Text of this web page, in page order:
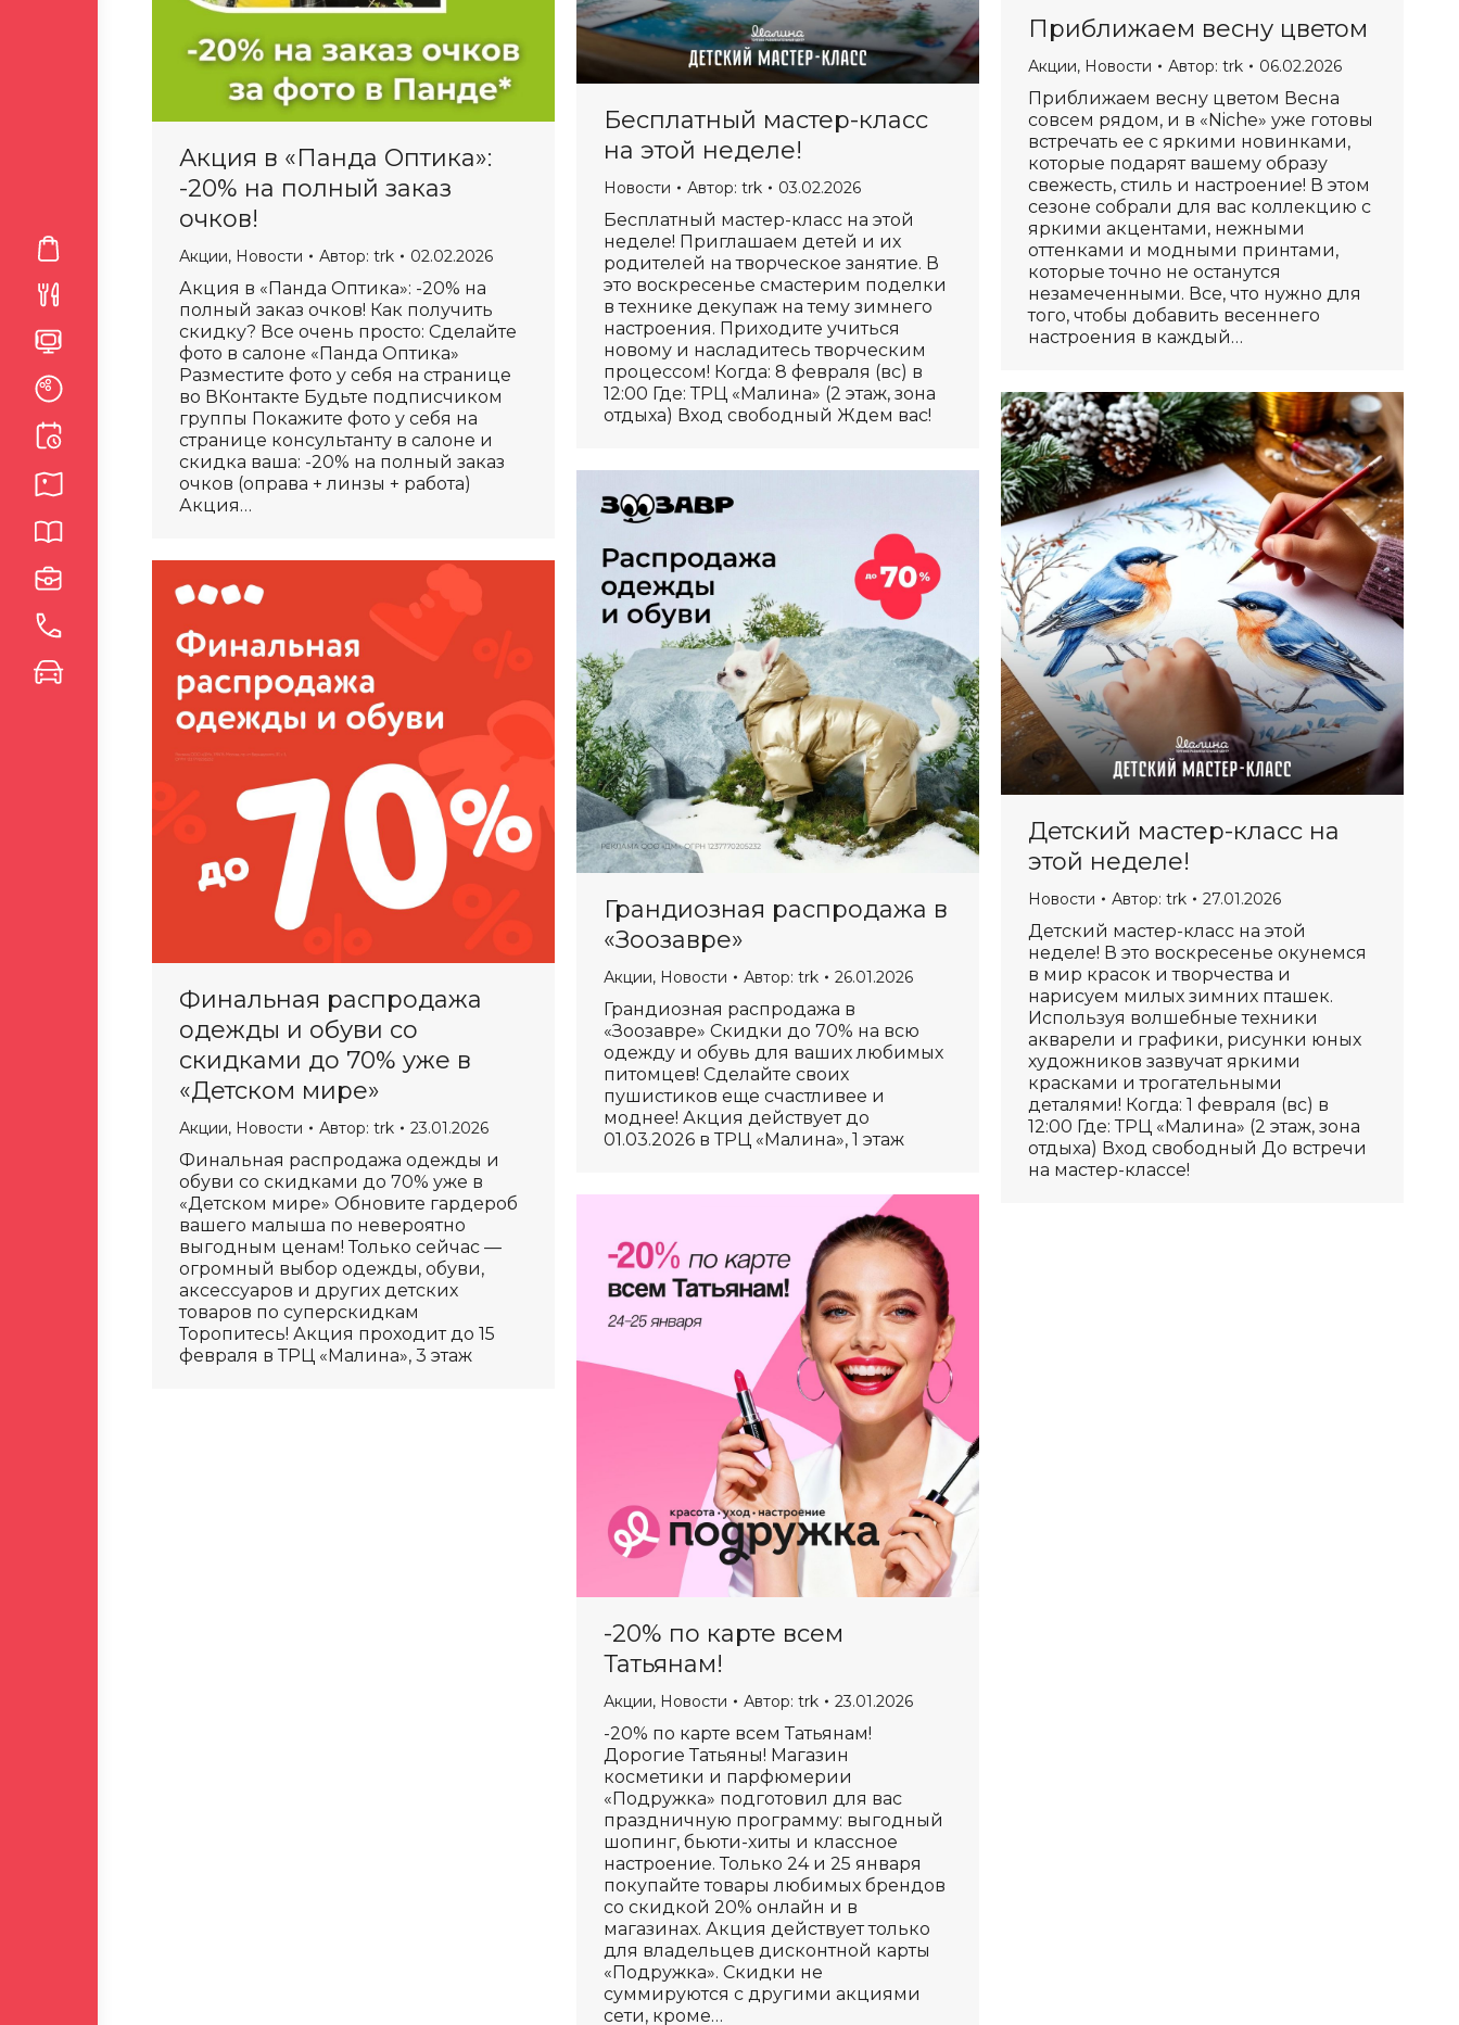
Приближаем весну цветом
Акции, Новости Автор: trk 06.02.2026
Приближаем весну цветом Весна
совсем рядом, и в «Niche» уже готовы
встречать ее с яркими новинками,
которые подарят вашему образу
свежесть, стиль и настроение! В этом
сезоне собрали для вас коллекцию с
яркими акцентами, нежными
оттенками и модными принтами,
которые точно не останутся
незамеченными. Все, что нужно для
того, чтобы добавить весеннего
настроения в каждый…
Бесплатный мастер-класс
на этой неделе!
Новости Автор: trk 03.02.2026
Бесплатный мастер-класс на этой
неделе! Приглашаем детей и их
родителей на творческое занятие. В
это воскресенье смастерим поделки
в технике декупаж на тему зимнего
настроения. Приходите учиться
новому и насладитесь творческим
процессом! Когда: 8 февраля (вс) в
12:00 Где: ТРЦ «Малина» (2 этаж, зона
отдыха) Вход свободный Ждем вас!
Акция в «Панда Оптика»:
-20% на полный заказ
очков!
Акции, Новости Автор: trk 02.02.2026
Акция в «Панда Оптика»: -20% на
полный заказ очков! Как получить
скидку? Все очень просто: Сделайте
фото в салоне «Панда Оптика»
Разместите фото у себя на странице
во ВКонтакте Будьте подписчиком
группы Покажите фото у себя на
странице консультанту в салоне и
скидка ваша: -20% на полный заказ
очков (оправа + линзы + работа)
Акция…
Детский мастер-класс на
этой неделе!
Новости Автор: trk 27.01.2026
Детский мастер-класс на этой
неделе! В это воскресенье окунемся
в мир красок и творчества и
нарисуем милых зимних пташек.
Используя волшебные техники
акварели и графики, рисунки юных
художников зазвучат яркими
красками и трогательными
деталями! Когда: 1 февраля (вс) в
12:00 Где: ТРЦ «Малина» (2 этаж, зона
отдыха) Вход свободный До встречи
на мастер-классе!
Грандиозная распродажа в
«Зоозавре»
Акции, Новости Автор: trk 26.01.2026
Грандиозная распродажа в
«Зоозавре» Скидки до 70% на всю
одежду и обувь для ваших любимых
питомцев! Сделайте своих
пушистиков еще счастливее и
моднее! Акция действует до
01.03.2026 в ТРЦ «Малина», 1 этаж
Финальная распродажа
одежды и обуви со
скидками до 70% уже в
«Детском мире»
Акции, Новости Автор: trk 23.01.2026
Финальная распродажа одежды и
обуви со скидками до 70% уже в
«Детском мире» Обновите гардероб
вашего малыша по невероятно
выгодным ценам! Только сейчас —
огромный выбор одежды, обуви,
аксессуаров и других детских
товаров по суперскидкам
Торопитесь! Акция проходит до 15
февраля в ТРЦ «Малина», 3 этаж
-20% по карте всем
Татьянам!
Акции, Новости Автор: trk 23.01.2026
-20% по карте всем Татьянам!
Дорогие Татьяны! Магазин
косметики и парфюмерии
«Подружка» подготовил для вас
праздничную программу: выгодный
шопинг, бьюти-хиты и классное
настроение. Только 24 и 25 января
покупайте товары любимых брендов
со скидкой 20% онлайн и в
магазинах. Акция действует только
для владельцев дисконтной карты
«Подружка». Скидки не
суммируются с другими акциями
сети, кроме…